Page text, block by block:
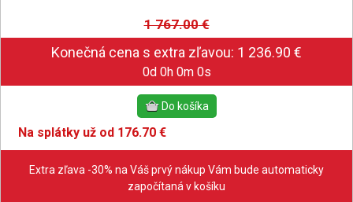
1 767.00€
0d 0h 0m 0s
Na splátky už od 176.70 €
Extra zľava -30% na Váš prvý nákup Vám bude automaticky
započítaná v košíku